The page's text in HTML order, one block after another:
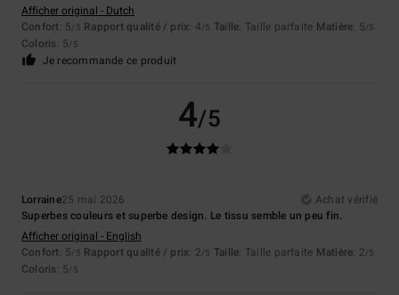
Afficher original - Dutch
Confort: 5/5 Rapport qualité / prix: 4/5 Taille: Taille parfaite Matière: 5/5
Coloris: 5/5
Je recommande ce produit
4/5
Lorraine25 mai 2026
Achat vérifié
Superbes couleurs et superbe design. Le tissu semble un peu fin.
Afficher original - English
Confort: 5/5 Rapport qualité / prix: 2/5 Taille: Taille parfaite Matière: 2/5
Coloris: 5/5